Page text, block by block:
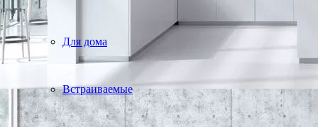
Для дома
Встраиваемые